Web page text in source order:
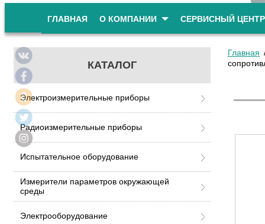
ГЛАВНАЯ О КОМПАНИИ СЕРВИСНЫЙ ЦЕНТР
КАТАЛОГ
Электроизмерительные приборы
Радиоизмерительные приборы
Испытательное оборудование
Измерители параметров окружающей
среды
Электрооборудование
Главная